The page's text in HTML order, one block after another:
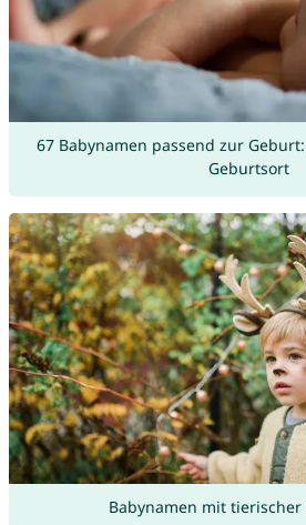
67 Babynamen passend zur
Geburtsort
Babynamen mit